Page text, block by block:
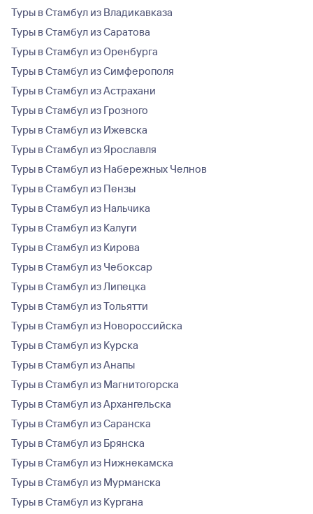
Туры в Стамбул из Владикавказа
Туры в Стамбул из Саратова
Туры в Стамбул из Оренбурга
Туры в Стамбул из Симферополя
Туры в Стамбул из Астрахани
Туры в Стамбул из Грозного
Туры в Стамбул из Ижевска
Туры в Стамбул из Ярославля
Туры в Стамбул из Набережных Челнов
Туры в Стамбул из Пензы
Туры в Стамбул из Нальчика
Туры в Стамбул из Калуги
Туры в Стамбул из Кирова
Туры в Стамбул из Чебоксар
Туры в Стамбул из Липецка
Туры в Стамбул из Тольятти
Туры в Стамбул из Новороссийска
Туры в Стамбул из Курска
Туры в Стамбул из Анапы
Туры в Стамбул из Магнитогорска
Туры в Стамбул из Архангельска
Туры в Стамбул из Саранска
Туры в Стамбул из Брянска
Туры в Стамбул из Нижнекамска
Туры в Стамбул из Мурманска
Туры в Стамбул из Кургана